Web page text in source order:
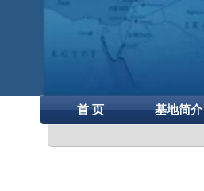
首 页 基地简介